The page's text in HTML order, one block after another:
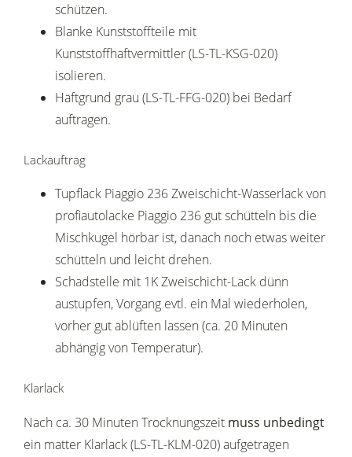
schützen.
Blanke Kunststoffteile mit
Kunststoffhaftvermittler (LS-TL-KSG-020)
isolieren.
Haftgrund grau (LS-TL-FFG-020) bei Bedarf
auftragen.
Lackauftrag
Tupflack Piaggio 236 Zweischicht-Wasserlack von
profiautolacke Piaggio 236 gut schütteln bis die
Mischkugel hörbar ist, danach noch etwas weiter
schütteln und leicht drehen.
Schadstelle mit 1K Zweischicht-Lack dünn
austupfen, Vorgang evtl. ein Mal wiederholen,
vorher gut ablüften lassen (ca. 20 Minuten
abhängig von Temperatur).
Klarlack
Nach ca. 30 Minuten Trocknungszeit muss unbedingt
ein matter Klarlack (LS-TL-KLM-020) aufgetragen